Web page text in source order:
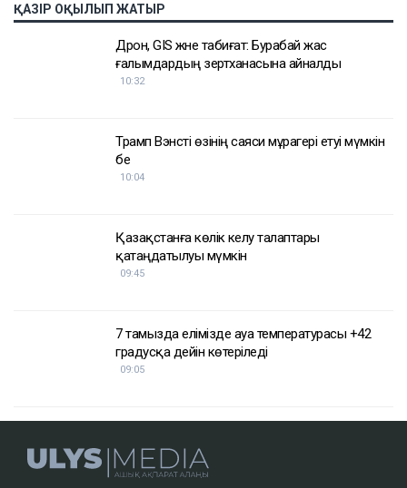
ҚАЗІР ОҚЫЛЫП ЖАТЫР
Дрон, GIS және табиғат: Бурабай жас
ғалымдардың зертханасына айналды
10:32
Трамп Вэнсті өзінің саяси мұрагері етуі мүмкін
бе
10:04
Қазақстанға көлік әкелу талаптары
қатаңдатылуы мүмкін
09:45
7 тамызда елімізде ауа температурасы +42
градусқа дейін көтеріледі
09:05